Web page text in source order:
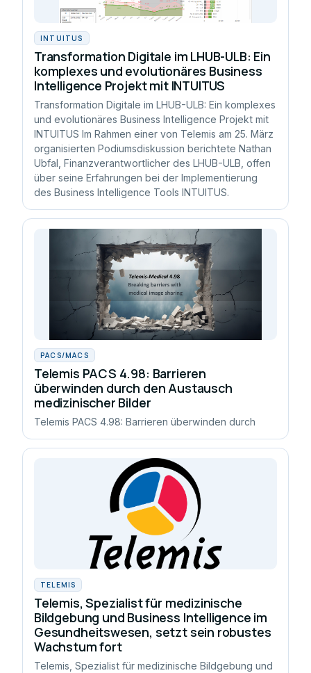
INTUITUS
Transformation Digitale im LHUB-ULB: Ein
komplexes und evolutionäres Business
Intelligence Projekt mit INTUITUS
Transformation Digitale im LHUB-ULB: Ein komplexes
und evolutionäres Business Intelligence Projekt mit
INTUITUS Im Rahmen einer von Telemis am 25. März
organisierten Podiumsdiskussion berichtete Nathan
Ubfal, Finanzverantwortlicher des LHUB-ULB, offen
über seine Erfahrungen bei der Implementierung
des Business Intelligence Tools INTUITUS.
PACS/MACS
Telemis PACS 4.98: Barrieren
überwinden durch den Austausch
medizinischer Bilder
Telemis PACS 4.98: Barrieren überwinden durch
TELEMIS
Telemis, Spezialist für medizinische
Bildgebung und Business Intelligence im
Gesundheitswesen, setzt sein robustes
Wachstum fort
Telemis, Spezialist für medizinische Bildgebung und